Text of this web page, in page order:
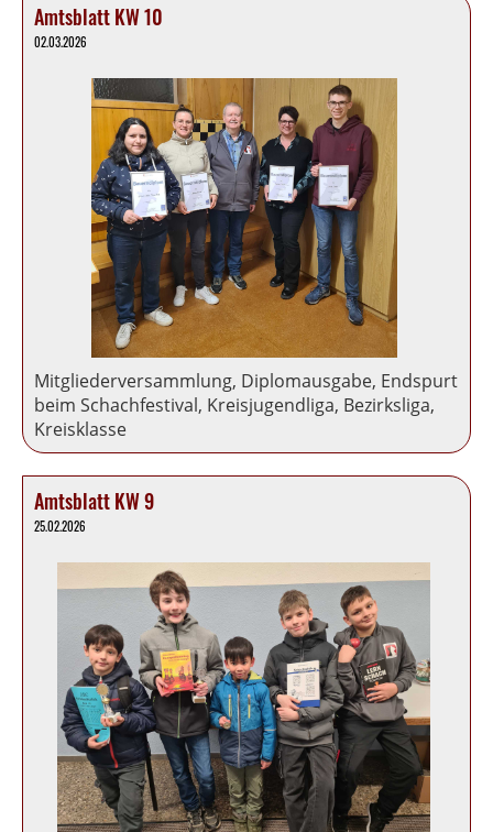
Amtsblatt KW 10
02.03.2026
Mitgliederversammlung, Diplomausgabe, Endspurt
beim Schachfestival, Kreisjugendliga, Bezirksliga,
Kreisklasse
Amtsblatt KW 9
25.02.2026